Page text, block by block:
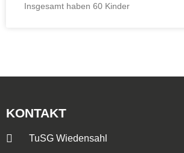
Insgesamt haben 60 Kinder
KONTAKT
TuSG Wiedensahl